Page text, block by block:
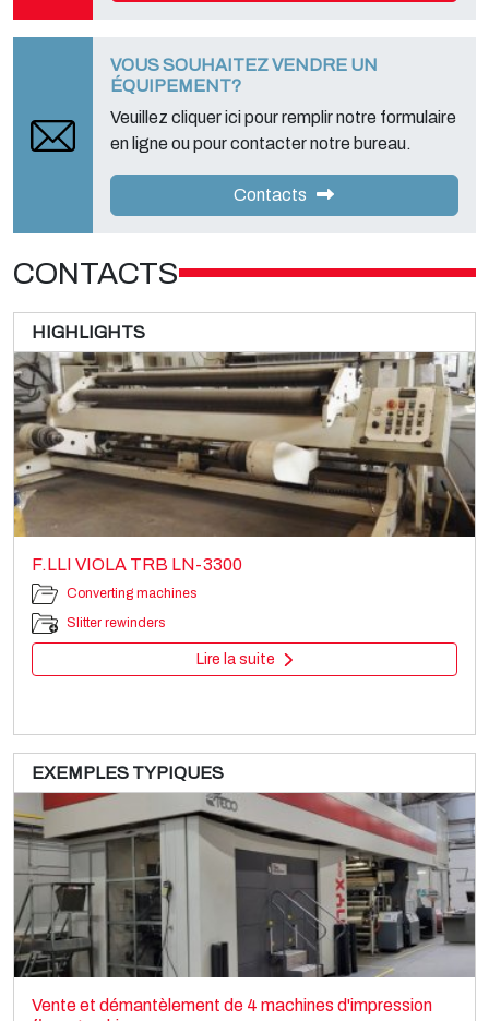
VOUS SOUHAITEZ VENDRE UN
ÉQUIPEMENT?
Veuillez cliquer ici pour remplir notre formulaire
en ligne ou pour contacter notre bureau.
Contacts
CONTACTS
HIGHLIGHTS
F.LLI VIOLA TRB LN-3300
Converting machines
Slitter rewinders
Lire la suite
SML CAST COEX 5
Film extrusion lines
Cast film
EXEMPLES TYPIQUES
Vente et démantèlement de 4 machines d'impression